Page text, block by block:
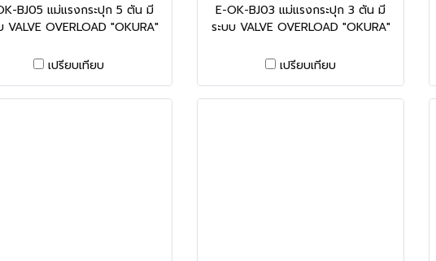
BJ05 แม่แรงกระปุก 5 ตัน มี
VALVE OVERLOAD "OKURA"
เปรียบเทียบ
E-OK-BJ03 แม่แรงกระปุก 3 ตัน มี
ระบบ VALVE OVERLOAD "OKURA"
เปรียบเทียบ